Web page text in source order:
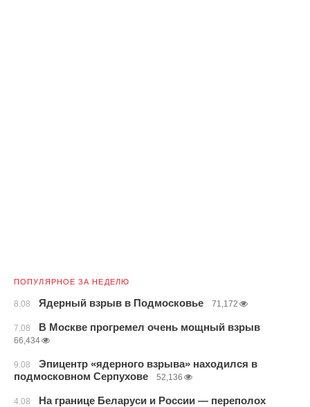
ПОПУЛЯРНОЕ ЗА НЕДЕЛЮ
8.08 Ядерный взрыв в Подмосковье 71,172
7.08 В Москве прогремел очень мощный взрыв
66,434
9.08
Эпицентр «ядерного взрыва» находился в
подмосковном Серпухове
52,136
4.08 На границе Беларуси и России — переполох